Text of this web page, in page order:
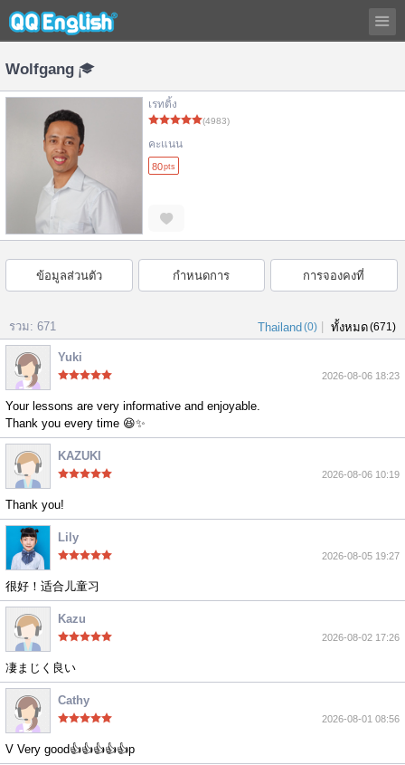
Wolfgang
เรทติ้ง
(4983)
คะแนน
80pts
ข้อมูลส่วนตัว กำหนดการ การจองคงที่
รวม: 671 Thailand (0) ทั้งหมด(671)
Yuki
2026-08-06 18:23
Your lessons are very informative and enjoyable.
Thank you every time 😆✨
KAZUKI
2026-08-06 10:19
Thank you!
Lily
2026-08-05 19:27
很好！适合儿童习
Kazu
2026-08-02 17:26
凄まじく良い
Cathy
2026-08-01 08:56
V Very good👍👍👍👍👍p